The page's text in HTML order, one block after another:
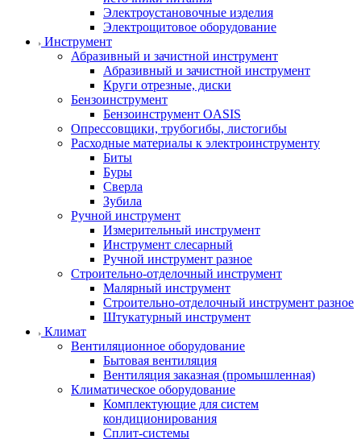
Электроустановочные изделия
Электрощитовое оборудование
Инструмент
Абразивный и зачистной инструмент
Абразивный и зачистной инструмент
Круги отрезные, диски
Бензоинструмент
Бензоинструмент OASIS
Опрессовщики, трубогибы, листогибы
Расходные материалы к электроинструменту
Биты
Буры
Сверла
Зубила
Ручной инструмент
Измерительный инструмент
Инструмент слесарный
Ручной инструмент разное
Строительно-отделочный инструмент
Малярный инструмент
Строительно-отделочный инструмент разное
Штукатурный инструмент
Климат
Вентиляционное оборудование
Бытовая вентиляция
Вентиляция заказная (промышленная)
Климатическое оборудование
Комплектующие для систем
кондиционирования
Сплит-системы